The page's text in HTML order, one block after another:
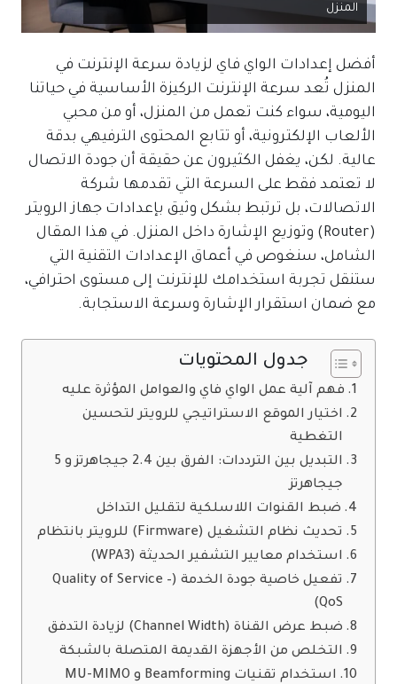
المنزل
أفضل إعدادات الواي فاي لزيادة سرعة الإنترنت في
المنزل تُعد سرعة الإنترنت الركيزة الأساسية في حياتنا
اليومية، سواء كنت تعمل من المنزل، أو من محبي
الألعاب الإلكترونية، أو تتابع المحتوى الترفيهي بدقة
عالية. لكن، يغفل الكثيرون عن حقيقة أن جودة الاتصال
لا تعتمد فقط على السرعة التي تقدمها شركة
الاتصالات، بل ترتبط بشكل وثيق بإعدادات جهاز الرويتر
(Router) وتوزيع الإشارة داخل المنزل. في هذا المقال
الشامل، سنغوص في أعماق الإعدادات التقنية التي
ستنقل تجربة استخدامك للإنترنت إلى مستوى احترافي،
مع ضمان استقرار الإشارة وسرعة الاستجابة.
جدول المحتويات
فهم آلية عمل الواي فاي والعوامل المؤثرة عليه
اختيار الموقع الاستراتيجي للرويتر لتحسين
التغطية
التبديل بين الترددات: الفرق بين 2.4 جيجاهرتز و 5
جيجاهرتز
ضبط القنوات اللاسلكية لتقليل التداخل
تحديث نظام التشغيل (Firmware) للرويتر بانتظام
استخدام معايير التشفير الحديثة (WPA3)
تفعيل خاصية جودة الخدمة (Quality of Service –
QoS)
ضبط عرض القناة (Channel Width) لزيادة التدفق
التخلص من الأجهزة القديمة المتصلة بالشبكة
استخدام تقنيات Beamforming و MU-MIMO